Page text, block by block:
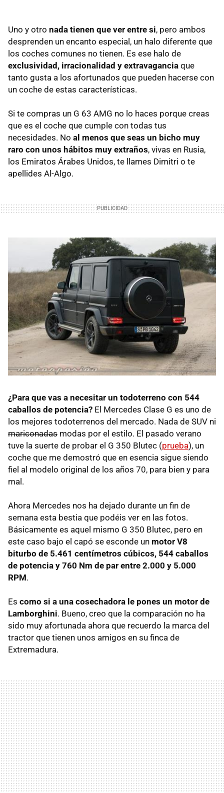
Uno y otro nada tienen que ver entre si, pero ambos
desprenden un encanto especial, un halo diferente que
los coches comunes no tienen. Es ese halo de
exclusividad, irracionalidad y extravagancia que
tanto gusta a los afortunados que pueden hacerse con
un coche de estas características.
Si te compras un G 63 AMG no lo haces porque creas
que es el coche que cumple con todas tus
necesidades. No al menos que seas un bicho muy
raro con unos hábitos muy extraños, vivas en Rusia,
los Emiratos Árabes Unidos, te llames Dimitri o te
apellides Al-Algo.
¿Para que vas a necesitar un todoterreno con 544
caballos de potencia? El Mercedes Clase G es uno de
los mejores todoterrenos del mercado. Nada de SUV ni
mariconadas modas por el estilo. El pasado verano
tuve la suerte de probar el G 350 Blutec (prueba), un
coche que me demostró que en esencia sigue siendo
fiel al modelo original de los años 70, para bien y para
mal.
Ahora Mercedes nos ha dejado durante un fin de
semana esta bestia que podéis ver en las fotos.
Básicamente es aquel mismo G 350 Blutec, pero en
este caso bajo el capó se esconde un motor V8
biturbo de 5.461 centímetros cúbicos, 544 caballos
de potencia y 760 Nm de par entre 2.000 y 5.000
RPM.
Es como si a una cosechadora le pones un motor de
Lamborghini. Bueno, creo que la comparación no ha
sido muy afortunada ahora que recuerdo la marca del
tractor que tienen unos amigos en su finca de
Extremadura.